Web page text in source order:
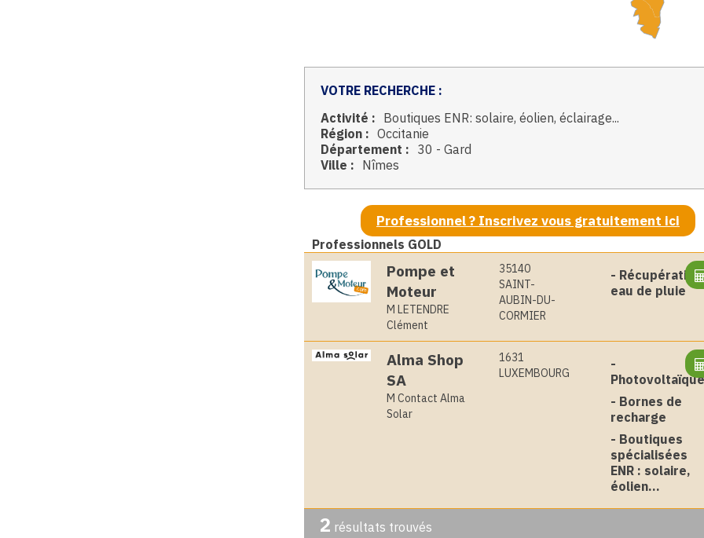
VOTRE RECHERCHE :
Activité : Boutiques ENR: solaire, éolien, éclairage...
Région : Occitanie
Département : 30 - Gard
Ville : Nîmes
Professionnel ? Inscrivez vous gratuitement ici
Professionnels GOLD
Pompe et
Moteur
M LETENDRE
Clément
35140
SAINT-
AUBIN-DU-
CORMIER
- Récupération
eau de pluie
Alma Shop
SA
M Contact Alma
Solar
1631
LUXEMBOURG
-
Photovoltaïque
- Bornes de
recharge
- Boutiques
spécialisées
ENR : solaire,
éolien...
2 résultats trouvés